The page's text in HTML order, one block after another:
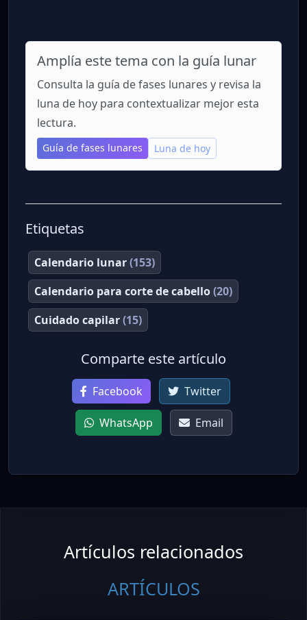
Amplía este tema con la guía lunar
Consulta la guía de fases lunares y revisa la
luna de hoy para contextualizar mejor esta
lectura.
Guía de fases lunares Luna de hoy
Etiquetas
Calendario lunar(153)
Calendario para corte de cabello(20)
Cuidado capilar(15)
Comparte este artículo
Facebook Twitter
WhatsApp Email
Artículos relacionados
ARTÍCULOS